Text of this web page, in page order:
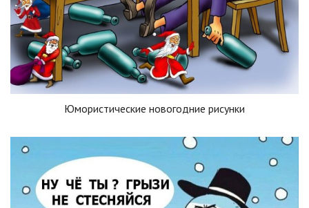
Юмористические новогодние рисунки